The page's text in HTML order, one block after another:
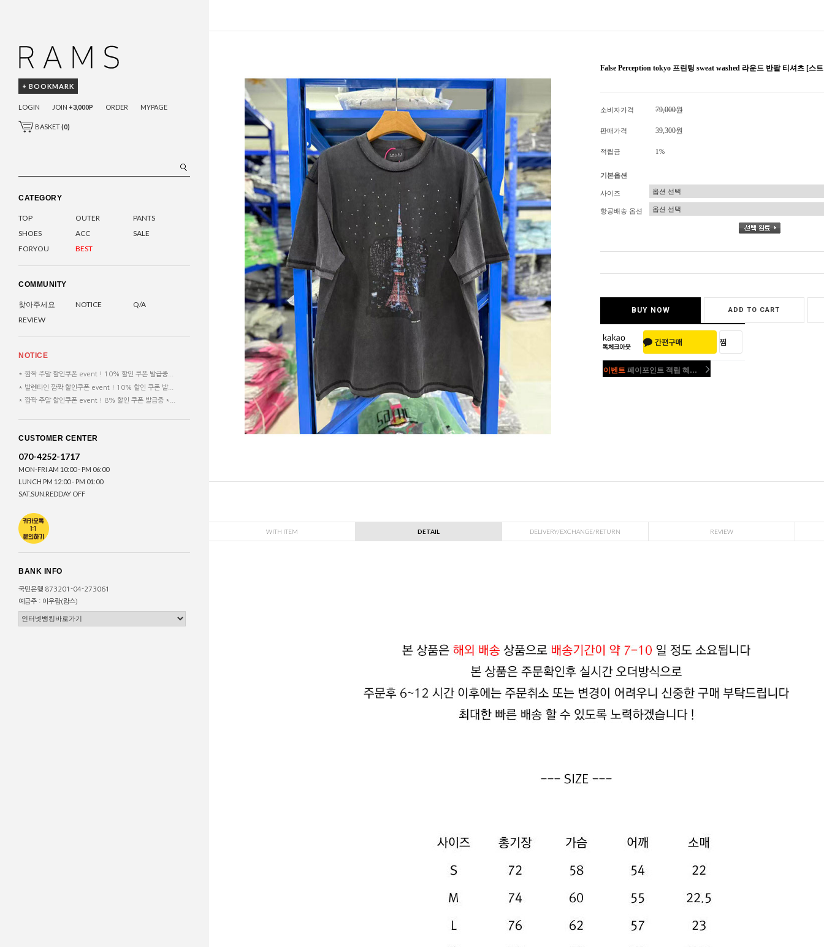
+ BOOKMARK
LOGIN JOIN +3,000P ORDER MYPAGE
BASKET(0)
CATEGORY
TOP OUTER
PANTS
SHOES
ACC
SALE
FORYOU
BEST
COMMUNITY
찾아주세요 NOTICE
Q/A
REVIEW
NOTICE
* 깜짝 주말 할인쿠폰 event ! 10% 할인 쿠폰 발급중...
* 발렌타인 깜짝 할인쿠폰 event ! 10% 할인 쿠폰 발...
* 깜짝 주말 할인쿠폰 event ! 8% 할인 쿠폰 발급중 *...
CUSTOMER CENTER
070-4252-1717
MON-FRI AM 10:00 - PM 06:00
LUNCH PM 12:00 - PM 01:00
SAT.SUN.REDDAY OFF
BANK INFO
국민은행 873201-04-273061
예금주 : 이우람(람스)
False Perception tokyo 프린팅 sweat washed 라운드 반팔 티셔츠 [스
소비자가격 79,000원
판매가격 39,300원
적립금 1%
기본옵션
사이즈
항공배송 옵션
BUY NOW ADD TO CART
이벤트 페이포인트 적립 혜택 2배 UP!
WITH ITEM DETAIL DELIVERY/EXCHANGE/RETURN REVIEW